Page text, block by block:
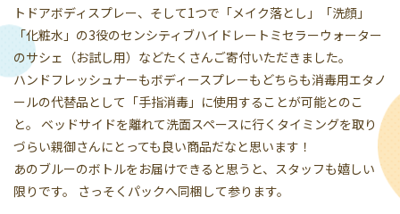
トドアボディスプレー、そして1つで「メイク落とし」「洗顔」
「化粧水」の3役のセンシティブハイドレートミセラーウォーター
のサシェ（お試し用）などたくさんご寄付いただきました。
ハンドフレッシュナーもボディースプレーもどちらも消毒用エタノ
ールの代替品として「手指消毒」に使用することが可能とのこ
と。 ベッドサイドを離れて洗面スペースに行くタイミングを取り
づらい親御さんにとっても良い商品だなと思います！
あのブルーのボトルをお届けできると思うと、スタッフも嬉しい
限りです。 さっそくパックへ同梱して参ります。